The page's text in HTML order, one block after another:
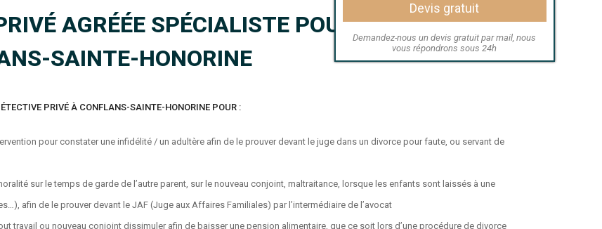
Devis gratuit
Demandez-nous un devis gratuit par mail, nous
vous répondrons sous 24h
AGRÉÉE SPÉCIALISTE POUR SES CLIENTS
SAINTE-HONORINE
PRIVÉ À CONFLANS-SAINTE-HONORINE POUR :
pour constater une infidélité / un adultère afin de le prouver devant le juge dans un divorce pour faute, ou servant de
sur le temps de garde de l’autre parent, sur le nouveau conjoint, maltraitance, lorsque les enfants sont laissés à une
afin de le prouver devant le JAF (Juge aux Affaires Familiales) par l’intermédiaire de l’avocat
travail ou nouveau conjoint dissimuler afin de baisser une pension alimentaire, que ce soit lors d’une procédure de divorce